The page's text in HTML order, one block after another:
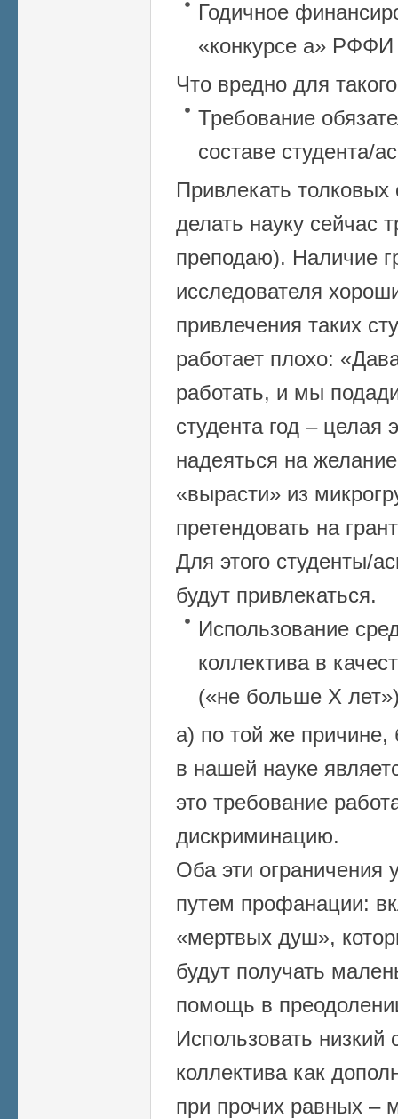
Годичное
«конкурсе а»
Что вредно для
Требование
составе студента/
Привлекать
делать науку сейчас
преподаю). Наличие
исследователя
привлечения таких
работает плохо:
работать, и мы
студента год – целая
надеяться на
«вырасти» из
претендовать на
Для этого студенты/
будут привлекаться.
Использование
коллектива в
(«не больше Х
а) по той же
в нашей науке
это требование
дискриминацию.
Оба эти ограничения
путем профанации:
«мертвых душ»,
будут получать
помощь в
Использовать низкий
коллектива как
при прочих равных –